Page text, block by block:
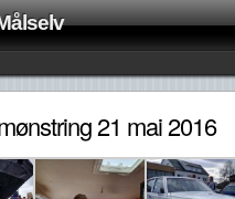
21 mai 2016